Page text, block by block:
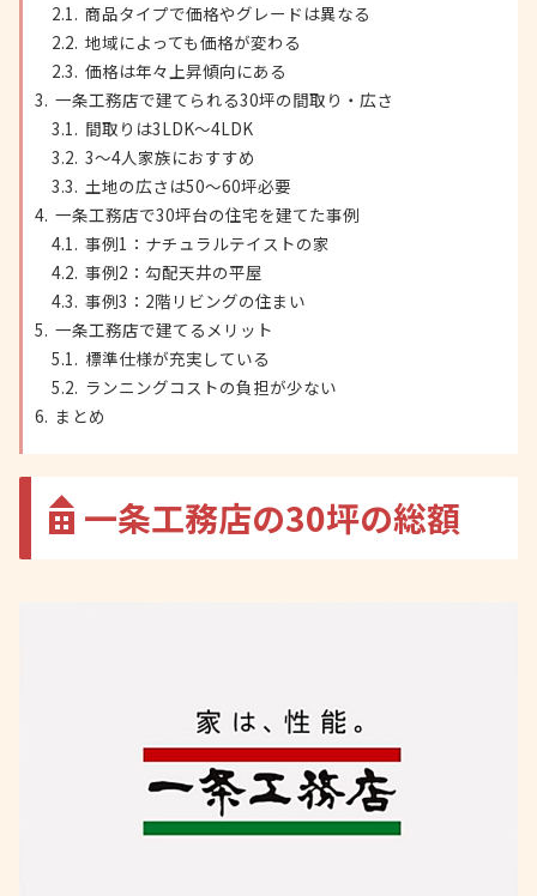
商品タイプで価格やグレードは異なる
地域によっても価格が変わる
価格は年々上昇傾向にある
一条工務店で建てられる30坪の間取り・広さ
間取りは3LDK〜4LDK
3〜4人家族におすすめ
土地の広さは50〜60坪必要
一条工務店で30坪台の住宅を建てた事例
事例1：ナチュラルテイストの家
事例2：勾配天井の平屋
事例3：2階リビングの住まい
一条工務店で建てるメリット
標準仕様が充実している
ランニングコストの負担が少ない
まとめ
一条工務店の30坪の総額